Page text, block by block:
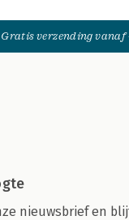
Gratis verzending vanaf
nieuwsbrief en